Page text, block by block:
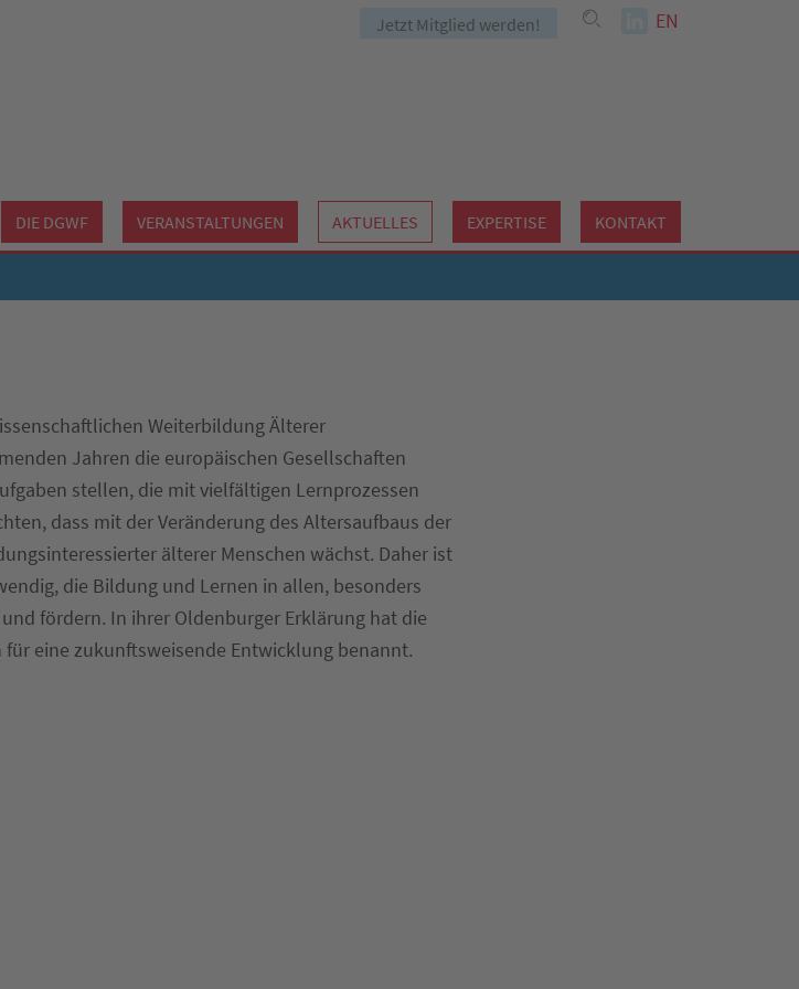
Jetzt Mitglied werden! EN
DIE DGWF VERANSTALTUNGEN AKTUELLES EXPERTISE KONTAKT
Weiterbildung Älterer
Jahren die europäischen Gesellschaften
stellen, die mit vielfältigen Lernprozessen
dass mit der Veränderung des Altersaufbaus der
älterer Menschen wächst. Daher ist
die Bildung und Lernen in allen, besonders
fördern. In ihrer Oldenburger Erklärung hat die
für eine zukunftsweisende Entwicklung benannt.